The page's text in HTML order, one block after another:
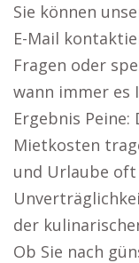
Sie können
E-Mail
Fragen oder
wann immer es
Ergebnis
Mietkosten
und Urlaube
der
Ob Sie nach